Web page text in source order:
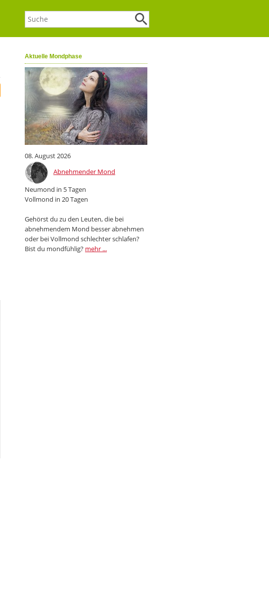
Aktuelle Mondphase
08. August 2026
Abnehmender Mond
Neumond in 5 Tagen
Vollmond in 20 Tagen
Gehörst du zu den Leuten, die bei
abnehmendem Mond besser abnehmen
oder bei Vollmond schlechter schlafen?
Bist du mondfühlig? mehr ...